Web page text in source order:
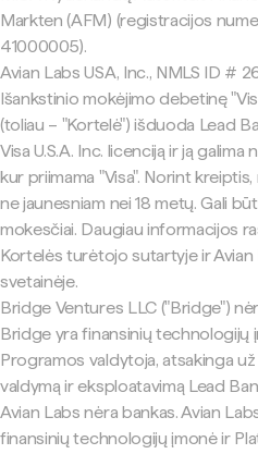
Markten (AFM) (registracijos
41000005).
Avian Labs USA, Inc., NMLS ID #
Išankstinio mokėjimo debetinę
(toliau – "Kortelė") išduoda Lead
Visa U.S.A. Inc. licenciją ir ją galima
kur priimama "Visa". Norint
ne jaunesniam nei 18 metų. Gali
mokesčiai. Daugiau informacijos
Kortelės turėtojo sutartyje ir Avian
svetainėje.
Bridge Ventures LLC ("Bridge")
Bridge yra finansinių technologijų
Programos valdytoja, atsakinga
valdymą ir eksploatavimą Lead
Avian Labs nėra bankas. Avian
finansinių technologijų įmonė ir